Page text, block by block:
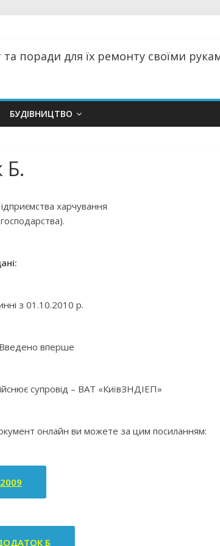
та поради для їх ремонту своїми
БУДІВНИЦТВО
Б.
харчування
з 01.10.2010 р.
Введено вперше
супровід – ВАТ «КиївЗНДІЕП»
онлайн ви можете за цим посиланням:
Б